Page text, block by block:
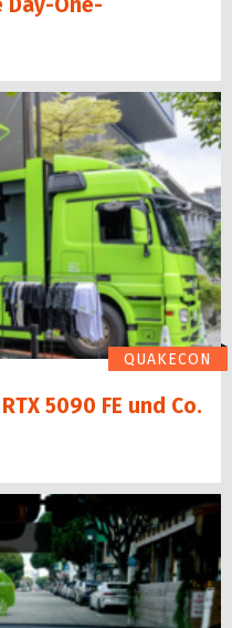
QUAKECON
5090 FE und Co.